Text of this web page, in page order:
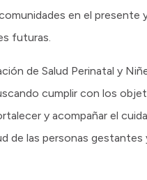
en el presente
futuras.
de Salud Perinatal y
cumplir con los
y acompañar el
de las personas gestantes